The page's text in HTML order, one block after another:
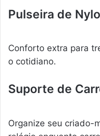
Pulseira de
Conforto extra para
o cotidiano.
Suporte de
Organize seu criado-